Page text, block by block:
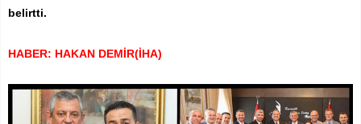
belirtti.
HABER: HAKAN DEMİR(İHA)